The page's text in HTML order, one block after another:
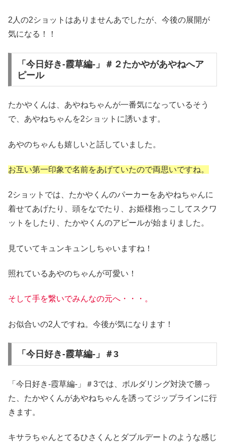
2人の2ショットはありませんあでしたが、今後の展開が
気になる！！
「今日好き-霞草編-」＃２たかやがあやねへア
ピール
たかやくんは、あやねちゃんが一番気になっているそう
で、あやねちゃんを2ショットに誘います。
あやのちゃんも嬉しいと話していました。
お互い第一印象で名前をあげていたので両思いですね。
2ショットでは、たかやくんのパーカーをあやねちゃんに
着せてあげたり、頭をなでたり、お姫様抱っこしてスクワ
ットをしたり、たかやくんのアピールが始まりました。
見ていてキュンキュンしちゃいますね！
照れているあやのちゃんが可愛い！
そして手を繋いでみんなの元へ・・・。
お似合いの2人ですね。今後が気になります！
「今日好き-霞草編-」＃3
「今日好き-霞草編-」＃3では、ボルダリング対決で勝っ
た、たかやくんがあやねちゃんを誘ってジップラインに行
きます。
キサラちゃんとてるひさくんとダブルデートのような感じ